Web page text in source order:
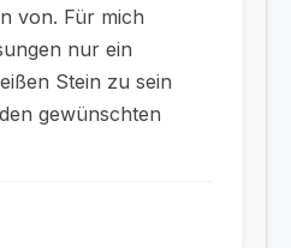
von. Für mich
nur ein
Stein zu sein
gewünschten